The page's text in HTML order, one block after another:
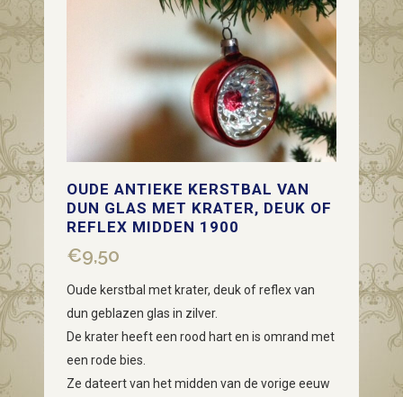
OUDE ANTIEKE KERSTBAL VAN
DUN GLAS MET KRATER, DEUK OF
REFLEX MIDDEN 1900
€9,50
Oude kerstbal met krater, deuk of reflex van
dun geblazen glas in zilver.
De krater heeft een rood hart en is omrand met
een rode bies.
Ze dateert van het midden van de vorige eeuw